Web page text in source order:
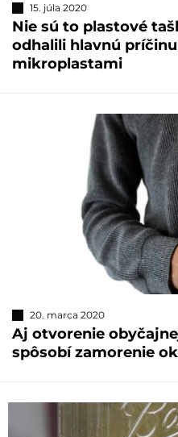
15. júla 2020
Nie sú to plastové
odhalili hlavnú
mikroplastami
20. marca 2020
Aj otvorenie
spôsobí zamorenie